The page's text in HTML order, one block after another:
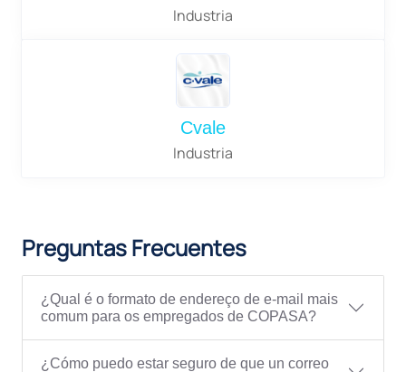
Industria
Cvale
Industria
Preguntas Frecuentes
¿Qual é o formato de endereço de e-mail mais
comum para os empregados de COPASA?
¿Cómo puedo estar seguro de que un correo